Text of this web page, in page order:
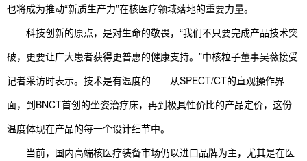
也将成为推动“新质生产力”在核医疗领域落地的重要力量。
科技创新的原点，是对生命的敬畏，“我们不只要完成产品技术突
破，更要让广大患者获得更普惠的健康支持。”中核粒子董事吴薇接受
记者采访时表示。技术是有温度的——从SPECT/CT的直观操作界
面，到BNCT首创的坐姿治疗床，再到极具性价比的产品定价，这份
温度体现在产品的每一个设计细节中。
当前，国内高端核医疗装备市场仍以进口品牌为主，尤其是在医